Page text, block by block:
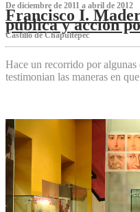
De diciembre de 2011 a abril de 2012
Francisco I.
pública y acción
Castillo de Chapultepec
Hace un recorrido por algunas
testimonian las maneras en